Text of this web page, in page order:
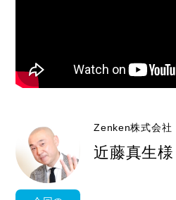
o
Zenken株式会社
近藤真生様